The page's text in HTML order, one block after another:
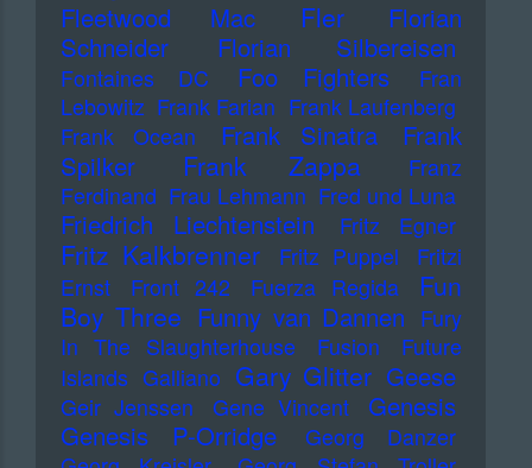
Fleetwood Mac
Fler
Florian
Schneider
Florian Silbereisen
Fontaines DC Foo Fighters
Fran
Lebowitz Frank Farian Frank Laufenberg
Frank Ocean
Frank Sinatra
Frank
Spilker
Frank Zappa
Franz
Ferdinand Frau Lehmann Fred und Luna
Friedrich Liechtenstein Fritz Egner
Fritz Kalkbrenner Fritz Puppel
Fritzi
Ernst
Front 242 Fuerza Regida
Fun
Boy Three Funny van Dannen Fury
In The Slaughterhouse
Fusion
Future
Islands Galliano Gary Glitter Geese
Geir Jenssen Gene Vincent
Genesis
Genesis P-Orridge
Georg Danzer